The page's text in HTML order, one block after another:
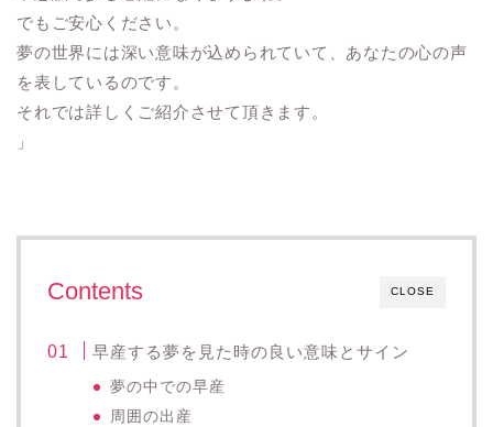
でもご安心ください。
夢の世界には深い意味が込められていて、あなたの心の声
を表しているのです。
それでは詳しくご紹介させて頂きます。
」
CLOSE
Contents
早産する夢を見た時の良い意味とサイン
夢の中での早産
周囲の出産